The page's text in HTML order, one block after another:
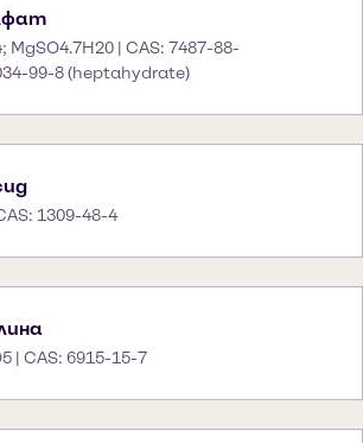
| CAS: 7487-88-
99-8 (heptahydrate)
1309-48-4
| CAS: 6915-15-7